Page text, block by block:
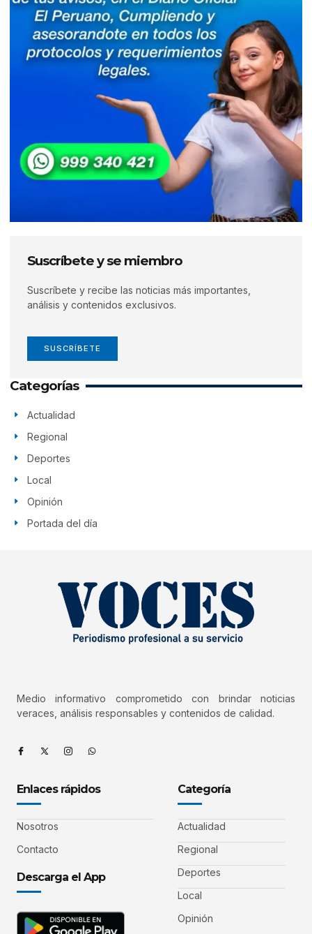
Suscríbete y se miembro
Suscríbete y recibe las noticias más importantes,
análisis y contenidos exclusivos.
SUSCRÍBETE
Categorías
Actualidad
Regional
Deportes
Local
Opinión
Portada del día
Medio informativo comprometido con brindar noticias
veraces, análisis responsables y contenidos de calidad.
Enlaces rápidos
Nosotros
Contacto
Descarga el App
Categoría
Actualidad
Regional
Deportes
Local
Opinión